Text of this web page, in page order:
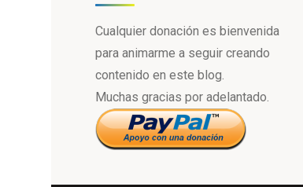
Cualquier donación es bienvenida
para animarme a seguir creando
contenido en este blog.
Muchas gracias por adelantado.